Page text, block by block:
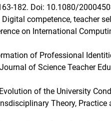
182. Doi: 10.1080/
competence, teacher
on International
of Professional
of Science Teacher
of the University
Theory,